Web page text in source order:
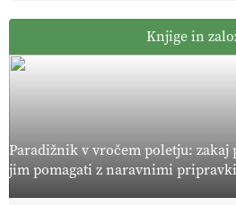
Knjige in
Paradižnik v vročem poletju:
jim pomagati z naravnimi pripravki